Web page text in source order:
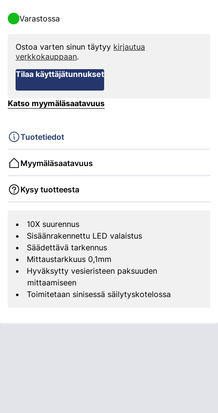
Varastossa
Ostoa varten sinun täytyy kirjautua
verkkokauppaan.
Tilaa käyttäjätunnukset
Katso myymäläsaatavuus
Tuotetiedot
Myymäläsaatavuus
Kysy tuotteesta
10X suurennus
Sisäänrakennettu LED valaistus
Säädettävä tarkennus
Mittaustarkkuus 0,1mm
Hyväksytty vesieristeen paksuuden
mittaamiseen
Toimitetaan sinisessä säilytyskotelossa